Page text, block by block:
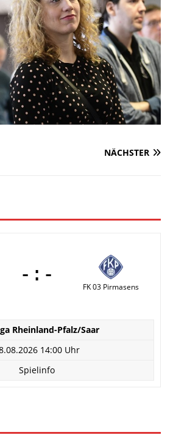
NÄCHSTER
-:-
FK 03 Pirmasens
Rheinland-Pfalz/Saar
14:00 Uhr
Spielinfo